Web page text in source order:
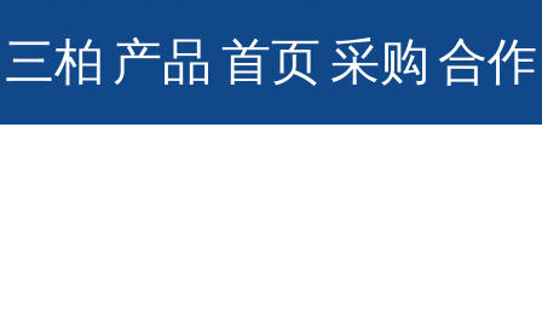
三柏 产品 首页 采购 合作